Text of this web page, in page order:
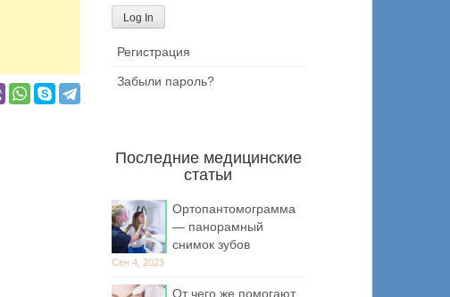
Регистрация
Забыли пароль?
Последние медицинские
статьи
Ортопантомограмма
— панорамный
снимок зубов
Сен 4, 2023
От чего же помогают